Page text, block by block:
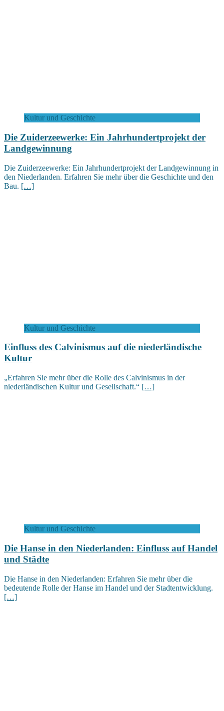
Kultur und Geschichte
Die Zuiderzeewerke: Ein Jahrhundertprojekt der
Landgewinnung
Die Zuiderzeewerke: Ein Jahrhundertprojekt der Landgewinnung in
den Niederlanden. Erfahren Sie mehr über die Geschichte und den
Bau. […]
Kultur und Geschichte
Einfluss des Calvinismus auf die niederländische
Kultur
„Erfahren Sie mehr über die Rolle des Calvinismus in der
niederländischen Kultur und Gesellschaft.“ […]
Kultur und Geschichte
Die Hanse in den Niederlanden: Einfluss auf Handel
und Städte
Die Hanse in den Niederlanden: Erfahren Sie mehr über die
bedeutende Rolle der Hanse im Handel und der Stadtentwicklung.
[…]